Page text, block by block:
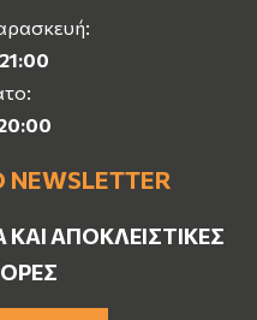
ΑΠΟΚΛΕΙΣΤΙΚΈΣ